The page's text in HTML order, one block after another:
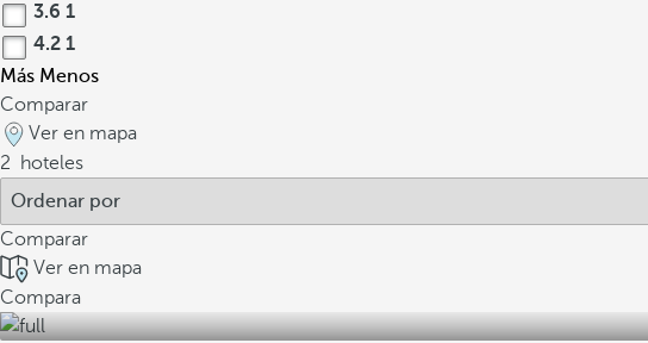
3.6 1
4.2 1
Más Menos
Comparar
Ver en mapa
2
hoteles
Comparar
Ver en mapa
Compara